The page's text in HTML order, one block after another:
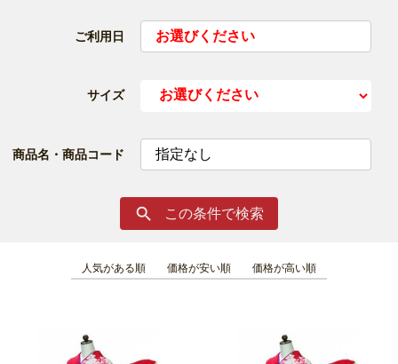
ご利用日
サイズ
商品名・商品コード
 この条件で検索
人気がある順 価格が安い順 価格が高い順